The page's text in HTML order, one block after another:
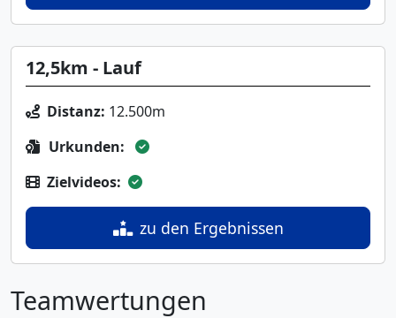
12,5km - Lauf
Distanz: 12.500m
Urkunden:
Zielvideos:
zu den Ergebnissen
Teamwertungen